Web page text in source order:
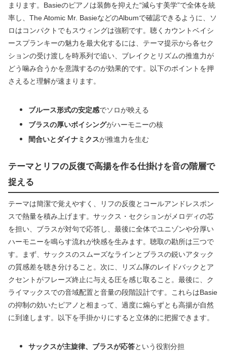
まります。Basieのピアノは装飾を抑えた“減らす美学”で全体を統
率し、The Atomic Mr. BasieなどのAlbumで確認できるように、ソ
ロはコンパクトでもスウィングは強靭です。聴くカウントベイシ
ースプランキーの魅力を最大化するには、テーマ提示から各セク
ションの受け渡しを時系列で追い、ブレイクとリズムの推進力が
どう噛み合うかを意識するのが効果的です。以下のポイントを押
さえると理解が速まります。
ブルース形式の安定感でソロが映える
ブラスの厚いボイシングがハーモニーの核
間合いとダイナミクスが推進力を生む
テーマとリフの反復で高揚を作る仕掛けを音の階層で
捉える
テーマは簡潔で覚えやすく、リフの反復とコールアンドレスポン
スで熱量を積み上げます。サックス・セクションがメロディの芯
を担い、ブラスが対句で応答し、最後に全体でユニゾンや分厚い
ハーモニーを鳴らす流れが快感を生みます。聴取の勘所は三つで
す。まず、サックスのスムーズなラインとブラスの鋭いアタック
の質感差を聴き分けること。次に、リズム隊のレイドバックとア
クセントがフレーズ終止に与える圧を感じ取ること。最後に、ク
ライマックスでの音域配置と音量の段階設計です。これらはBasie
の抑制の効いたピアノと相まって、過度に煽らずとも高揚が自然
に到達します。以下を手掛かりにすると立体的に把握できます。
サックスが主旋律、ブラスが応答という役割分担